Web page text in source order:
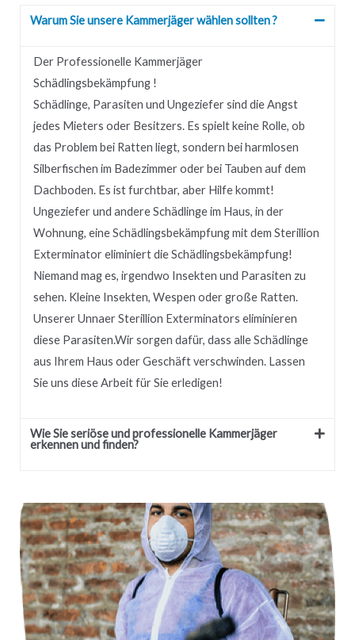
Warum Sie unsere Kammerjäger wählen sollten ?
Der Professionelle Kammerjäger
Schädlingsbekämpfung !
Schädlinge, Parasiten und Ungeziefer sind die Angst
jedes Mieters oder Besitzers. Es spielt keine Rolle, ob
das Problem bei Ratten liegt, sondern bei harmlosen
Silberfischen im Badezimmer oder bei Tauben auf dem
Dachboden. Es ist furchtbar, aber Hilfe kommt!
Ungeziefer und andere Schädlinge im Haus, in der
Wohnung, eine Schädlingsbekämpfung mit dem Sterillion
Exterminator eliminiert die Schädlingsbekämpfung!
Niemand mag es, irgendwo Insekten und Parasiten zu
sehen. Kleine Insekten, Wespen oder große Ratten.
UnsererUnnaerSterillion Exterminators eliminieren
diese Parasiten.Wir sorgen dafür, dass alle Schädlinge
aus Ihrem Haus oder Geschäft verschwinden. Lassen
Sie uns diese Arbeit für Sie erledigen!
Wie Sie seriöse und professionelle Kammerjäger
erkennen und finden?